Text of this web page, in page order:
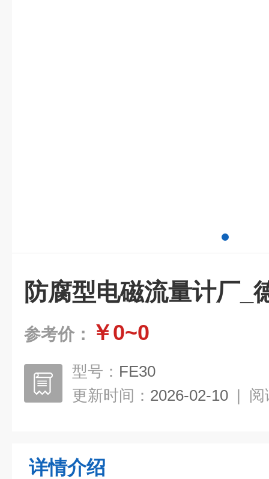
防腐型电磁流量计厂_
参考价： ￥0~0
型号： FE30
更新时间： 2026-02-10 | 阅
详情介绍